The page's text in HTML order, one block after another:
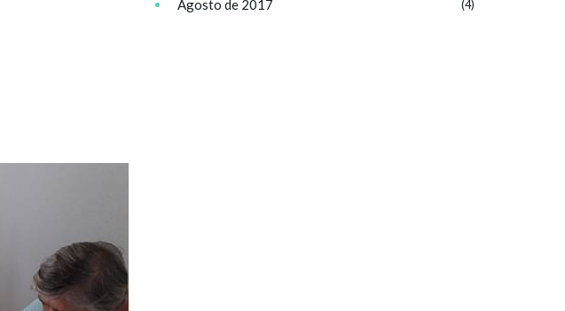
Agosto de 2017 (4)